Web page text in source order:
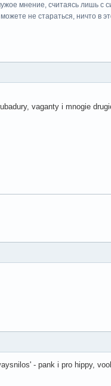
мнение, считаясь лишь с
не стараться, ничто в
vaganty i mnogie
- pank i pro hippy,